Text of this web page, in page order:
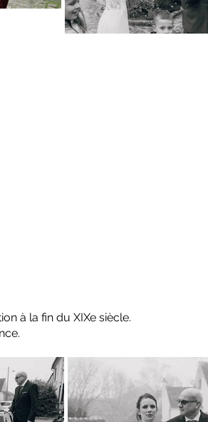
à la fin du XIXe siècle.